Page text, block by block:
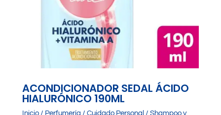
ACONDICIONADOR SEDAL ÁCIDO
HIALURÓNICO 190ML
Inicio/ Perfumería / Cuidado Personal / Shampoo y